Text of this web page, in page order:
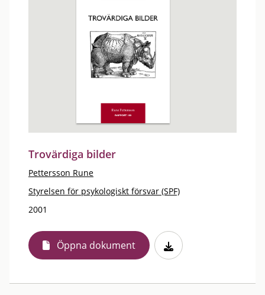
Trovärdiga bilder
Pettersson Rune
Styrelsen för psykologiskt försvar (SPF)
2001
Öppna dokument